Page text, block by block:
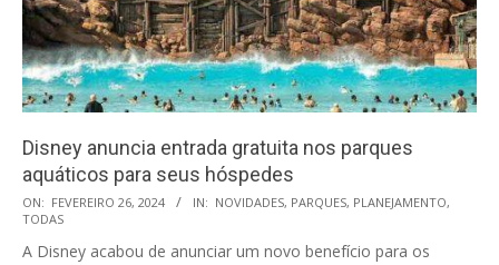
Disney anuncia entrada gratuita nos parques
aquáticos para seus hóspedes
2024-
02-
26
ON: FEVEREIRO 26, 2024 IN: NOVIDADES, PARQUES, PLANEJAMENTO,
TODAS
A Disney acabou de anunciar um novo benefício para os